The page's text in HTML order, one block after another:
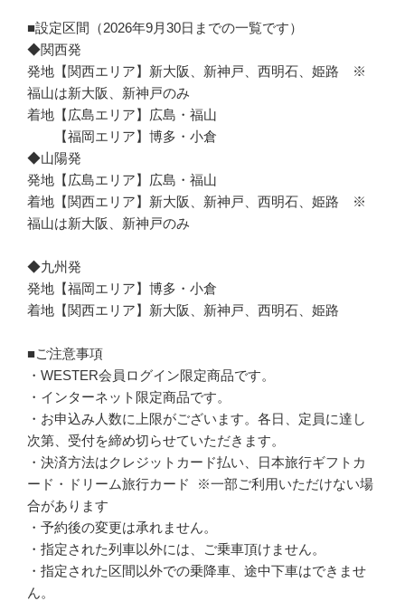
■設定区間（2026年9月30日までの一覧です）
◆関西発
発地【関西エリア】新大阪、新神戸、西明石、姫路 ※
福山は新大阪、新神戸のみ
着地【広島エリア】広島・福山
【福岡エリア】博多・小倉
◆山陽発
発地【広島エリア】広島・福山
着地【関西エリア】新大阪、新神戸、西明石、姫路 ※
福山は新大阪、新神戸のみ
◆九州発
発地【福岡エリア】博多・小倉
着地【関西エリア】新大阪、新神戸、西明石、姫路
■ご注意事項
・WESTER会員ログイン限定商品です。
・インターネット限定商品です。
・お申込み人数に上限がございます。各日、定員に達し
次第、受付を締め切らせていただきます。
・決済方法はクレジットカード払い、日本旅行ギフトカ
ード・ドリーム旅行カード ※一部ご利用いただけない場
合があります
・予約後の変更は承れません。
・指定された列車以外には、ご乗車頂けません。
・指定された区間以外での乗降車、途中下車はできませ
ん。